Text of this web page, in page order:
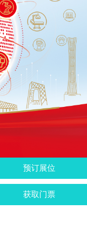
预订展位
获取门票